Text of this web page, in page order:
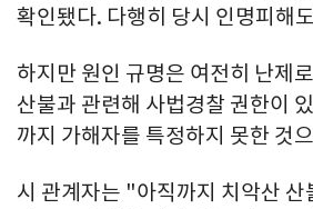
확인됐다. 다행히 당시 인명피해
하지만 원인 규명은 여전히 난제
산불과 관련해 사법경찰 권한이
까지 가해자를 특정하지 못한 것
시 관계자는 "아직까지 치악산 산